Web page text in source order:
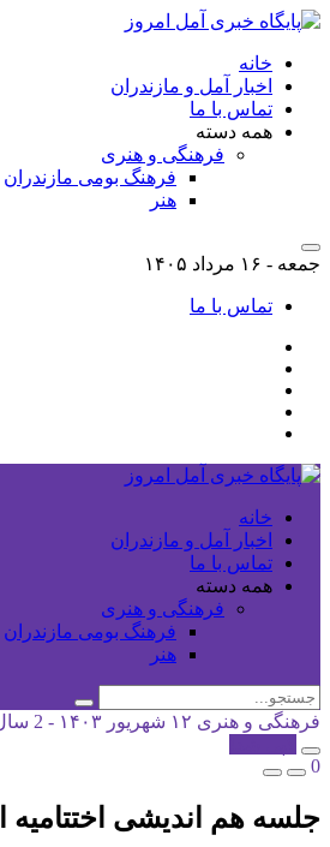
خانه
اخبار آمل و مازندران
تماس با ما
همه دسته
فرهنگی و هنری
فرهنگ بومی مازندران
هنر
جمعه - ۱۶ مرداد ۱۴۰۵
تماس با ما
خانه
اخبار آمل و مازندران
تماس با ما
همه دسته
فرهنگی و هنری
فرهنگ بومی مازندران
هنر
فرهنگی و هنری ۱۲ شهریور ۱۴۰۳ - 2 سال پیش
0
جلسه هم اندیشی